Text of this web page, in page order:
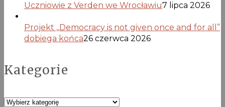
Uczniowie z Verden we Wrocławiu7 lipca 2026
Projekt „Democracy is not given once and for all”
dobiega końca26 czerwca 2026
Kategorie
Kategorie